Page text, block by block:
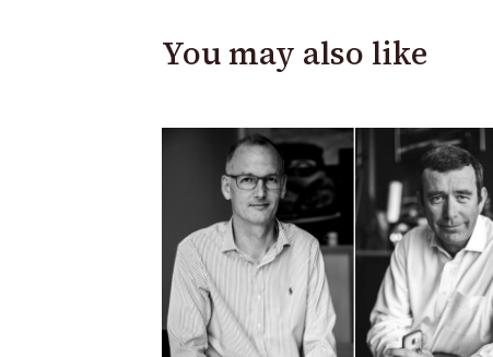
You may also like